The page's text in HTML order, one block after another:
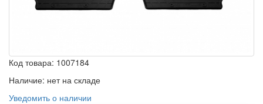
Код товара: 1007184
Наличие: нет на складе
Уведомить о наличии